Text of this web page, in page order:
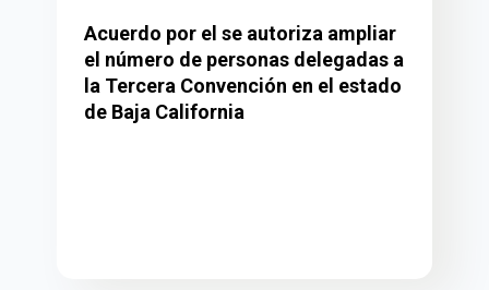
Acuerdo por el se autoriza ampliar
el número de personas delegadas a
la Tercera Convención en el estado
de Baja California